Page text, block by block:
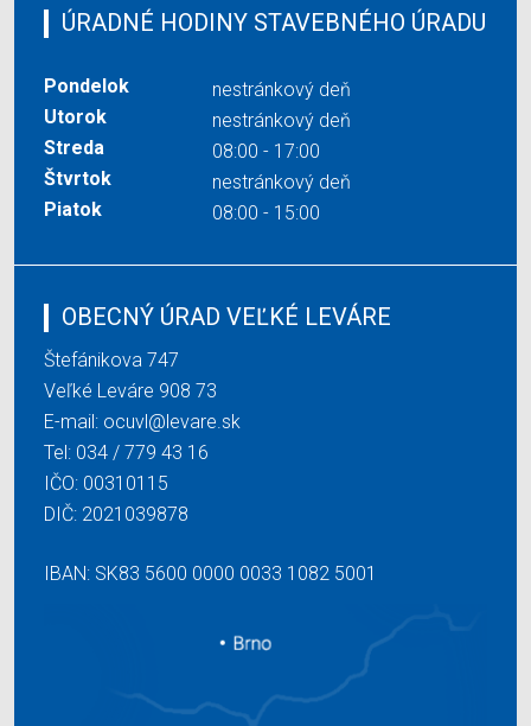
ÚRADNÉ HODINY STAVEBNÉHO ÚRADU
Pondelok
nestránkový deň
Utorok
nestránkový deň
Streda
08:00 - 17:00
Štvrtok
nestránkový deň
Piatok
08:00 - 15:00
OBECNÝ ÚRAD VEĽKÉ LEVÁRE
Štefánikova 747
Veľké Leváre 908 73
E-mail: ocuvl@levare.sk
Tel: 034 / 779 43 16
IČO: 00310115
DIČ: 2021039878
IBAN: SK83 5600 0000 0033 1082 5001